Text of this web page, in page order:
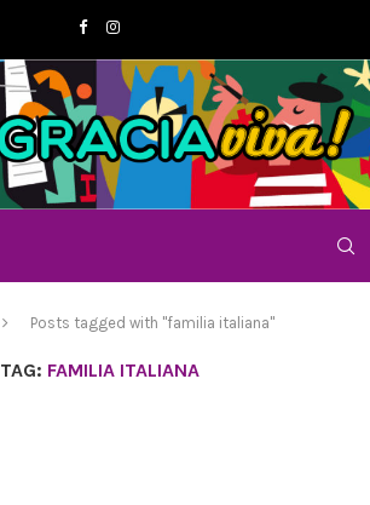
Posts tagged with "familia italiana"
TAG: FAMILIA ITALIANA